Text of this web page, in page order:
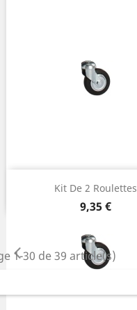
Kit De 2 Roulettes
Prix
9,35 €
1-30 de 39 article(s)